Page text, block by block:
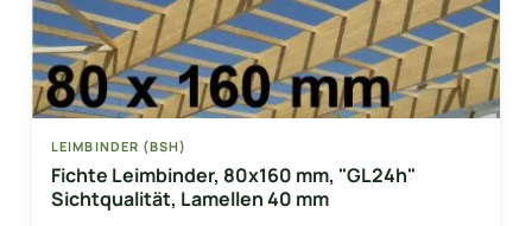
LEIMBINDER (BSH)
Fichte Leimbinder, 80x160 mm, "GL24h"
Sichtqualität, Lamellen 40 mm